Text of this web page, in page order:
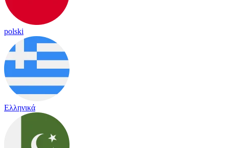
polski
Ελληνικά